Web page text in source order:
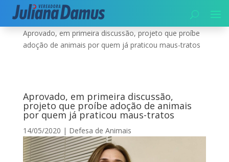
Início|Meio Ambiente|
Aprovado, em primeira discussão, projeto que proíbe
adoção de animais por quem já praticou maus-tratos
Aprovado, em primeira discussão,
projeto que proíbe adoção de animais
por quem já praticou maus-tratos
14/05/2020 | Defesa de Animais